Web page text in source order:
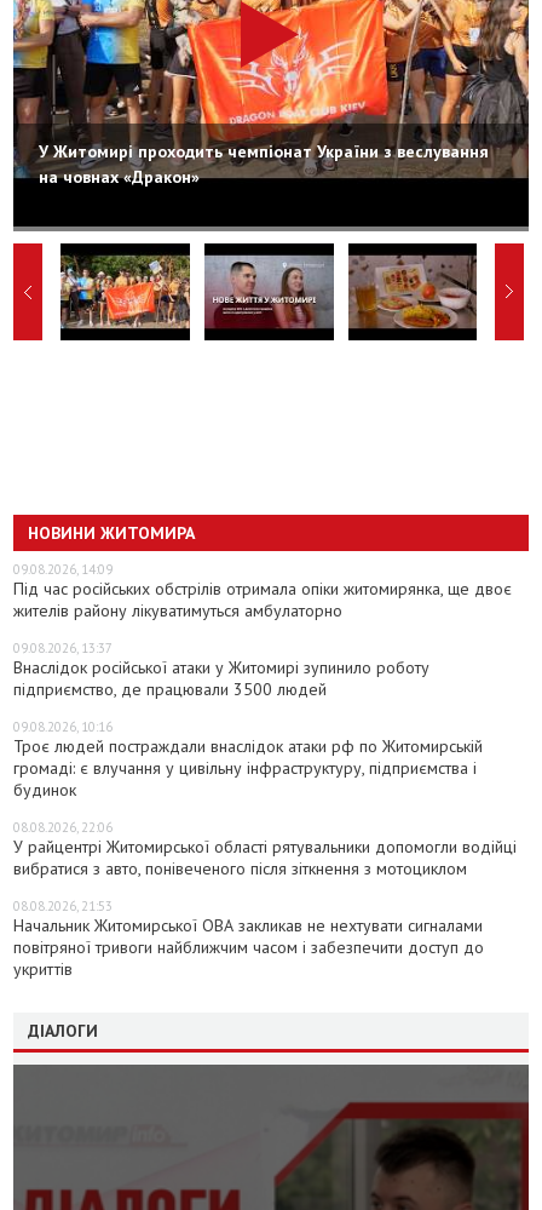
У Житомирі проходить чемпіонат України з веслування
на човнах «Дракон»
НОВИНИ ЖИТОМИРА
09.08.2026, 14:09
Під час російських обстрілів отримала опіки житомирянка, ще двоє
жителів району лікуватимуться амбулаторно
09.08.2026, 13:37
Внаслідок російської атаки у Житомирі зупинило роботу
підприємство, де працювали 3500 людей
09.08.2026, 10:16
Троє людей постраждали внаслідок атаки рф по Житомирській
громаді: є влучання у цивільну інфраструктуру, підприємства і
будинок
08.08.2026, 22:06
У райцентрі Житомирської області рятувальники допомогли водійці
вибратися з авто, понівеченого після зіткнення з мотоциклом
08.08.2026, 21:53
Начальник Житомирської ОВА закликав не нехтувати сигналами
повітряної тривоги найближчим часом і забезпечити доступ до
укриттів
ДІАЛОГИ